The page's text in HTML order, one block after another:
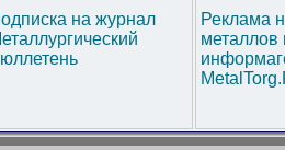
на журнал
Реклама
металлов